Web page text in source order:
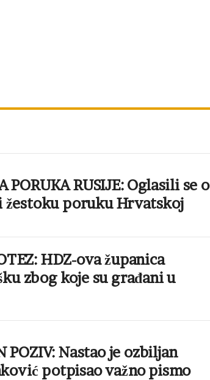
PORUKA RUSIJE: Oglasili se o
poruku Hrvatskoj
HDZ-ova županica
zbog koje su građani u
POZIV: Nastao je ozbiljan
potpisao važno pismo